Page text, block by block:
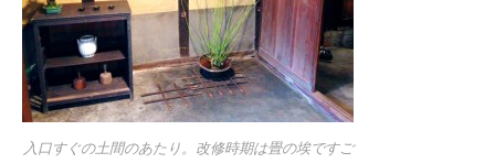
入口すぐの土間のあたり。改修時期は畳の埃ですご